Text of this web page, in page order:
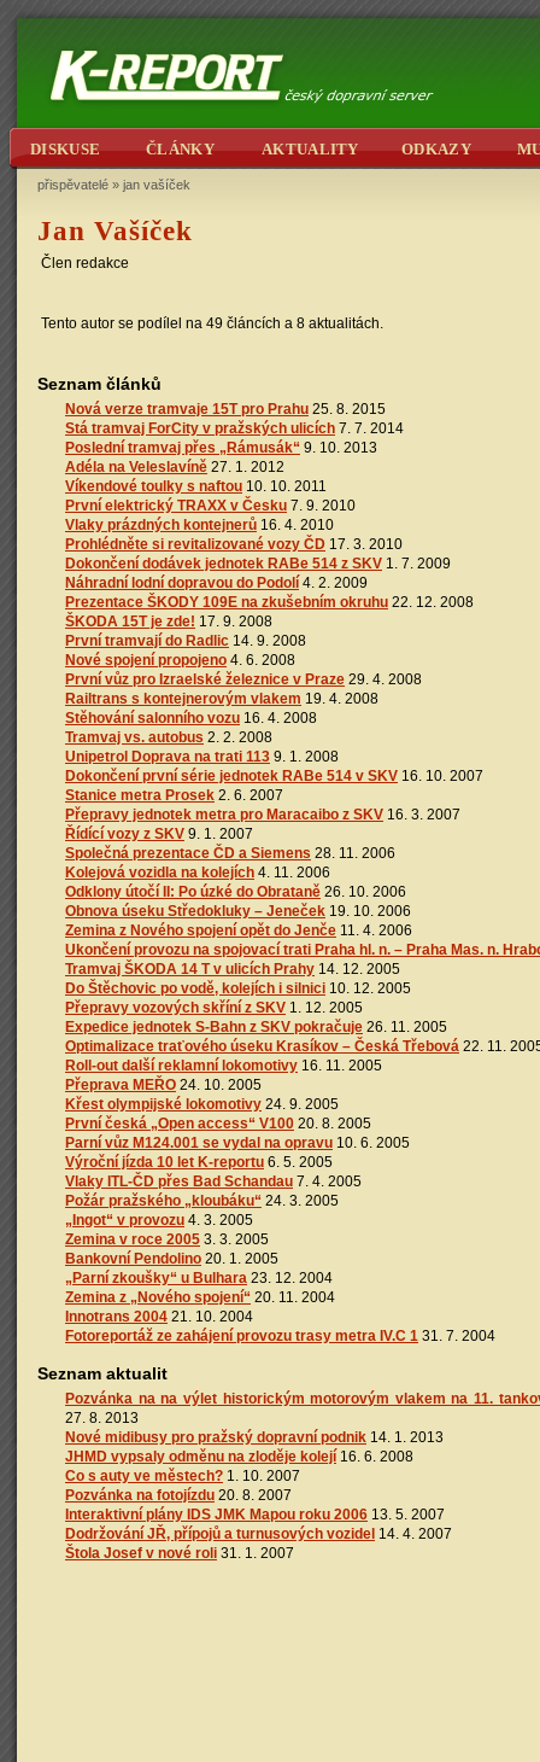
DISKUSE ČLÁNKY AKTUALITY ODKAZY
přispěvatelé » jan vašíček
Jan Vašíček
Člen redakce
Tento autor se podílel na 49 článcích a 8 aktualitách.
Seznam článků
Nová verze tramvaje 15T pro Prahu 25. 8. 2015
Stá tramvaj ForCity v pražských ulicích 7. 7. 2014
Poslední tramvaj přes „Rámusák“ 9. 10. 2013
Adéla na Veleslavíně 27. 1. 2012
Víkendové toulky s naftou 10. 10. 2011
První elektrický TRAXX v Česku 7. 9. 2010
Vlaky prázdných kontejnerů 16. 4. 2010
Prohlédněte si revitalizované vozy ČD 17. 3. 2010
Dokončení dodávek jednotek RABe 514 z SKV 1. 7. 2009
Náhradní lodní dopravou do Podolí 4. 2. 2009
Prezentace ŠKODY 109E na zkušebním okruhu 22. 12. 2008
ŠKODA 15T je zde! 17. 9. 2008
První tramvají do Radlic 14. 9. 2008
Nové spojení propojeno 4. 6. 2008
První vůz pro Izraelské železnice v Praze 29. 4. 2008
Railtrans s kontejnerovým vlakem 19. 4. 2008
Stěhování salonního vozu 16. 4. 2008
Tramvaj vs. autobus 2. 2. 2008
Unipetrol Doprava na trati 113 9. 1. 2008
Dokončení první série jednotek RABe 514 v SKV 16. 10. 2007
Stanice metra Prosek 2. 6. 2007
Přepravy jednotek metra pro Maracaibo z SKV 16. 3. 2007
Řídící vozy z SKV 9. 1. 2007
Společná prezentace ČD a Siemens 28. 11. 2006
Kolejová vozidla na kolejích 4. 11. 2006
Odklony útočí II: Po úzké do Obrataně 26. 10. 2006
Obnova úseku Středokluky – Jeneček 19. 10. 2006
Zemina z Nového spojení opět do Jenče 11. 4. 2006
Ukončení provozu na spojovací trati Praha hl. n. – Praha Mas. n.
Tramvaj ŠKODA 14 T v ulicích Prahy 14. 12. 2005
Do Štěchovic po vodě, kolejích i silnici 10. 12. 2005
Přepravy vozových skříní z SKV 1. 12. 2005
Expedice jednotek S-Bahn z SKV pokračuje 26. 11. 2005
Optimalizace traťového úseku Krasíkov – Česká Třebová 22. 11.
Roll-out další reklamní lokomotivy 16. 11. 2005
Přeprava MEŘO 24. 10. 2005
Křest olympijské lokomotivy 24. 9. 2005
První česká „Open access“ V100 20. 8. 2005
Parní vůz M124.001 se vydal na opravu 10. 6. 2005
Výroční jízda 10 let K-reportu 6. 5. 2005
Vlaky ITL-ČD přes Bad Schandau 7. 4. 2005
Požár pražského „kloubáku“ 24. 3. 2005
„Ingot“ v provozu 4. 3. 2005
Zemina v roce 2005 3. 3. 2005
Bankovní Pendolino 20. 1. 2005
„Parní zkoušky“ u Bulhara 23. 12. 2004
Zemina z „Nového spojení“ 20. 11. 2004
Innotrans 2004 21. 10. 2004
Fotoreportáž ze zahájení provozu trasy metra IV.C 1 31. 7. 2004
Seznam aktualit
Pozvánka na na výlet historickým motorovým vlakem na 11.
27. 8. 2013
Nové midibusy pro pražský dopravní podnik 14. 1. 2013
JHMD vypsaly odměnu na zloděje kolejí 16. 6. 2008
Co s auty ve městech? 1. 10. 2007
Pozvánka na fotojízdu 20. 8. 2007
Interaktivní plány IDS JMK Mapou roku 2006 13. 5. 2007
Dodržování JŘ, přípojů a turnusových vozidel 14. 4. 2007
Štola Josef v nové roli 31. 1. 2007